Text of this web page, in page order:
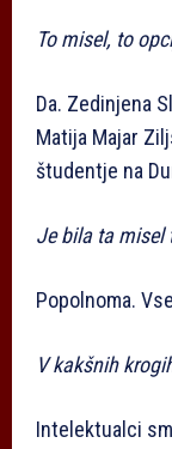
To misel, to
Da. Zedinjena
Matija Majar
študentje na
Je bila ta misel
Popolnoma.
V kakšnih
Intelektualci